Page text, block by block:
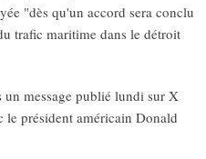
"dès qu'un accord sera conclu
trafic maritime dans le détroit
message publié lundi sur X
le président américain Donald